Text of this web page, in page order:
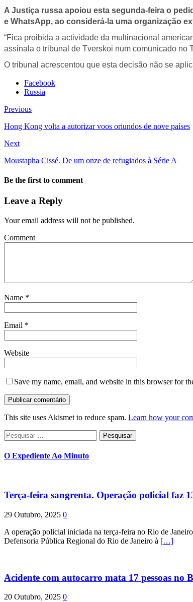
A Justiça russa apoiou esta segunda-feira o
e WhatsApp, ao considerá-la uma organização
“Fica proibida a actividade da multinacional
assinala o tribunal de Tverskoi num comunicado no
O tribunal acrescentou que esta decisão não se
Facebook
Russia
Previous
Hong Kong volta a autorizar voos oriundos de nove países
Next
Moustapha Cissé. De um onze de refugiados à Série A
Be the first to comment
Leave a Reply
Your email address will not be published.
Comment
Name *
Email *
Website
Save my name, email, and website in this browser for
This site uses Akismet to reduce spam. Learn how your
Pesquisar
por:
O Expediente Ao Minuto
Terça-feira sangrenta. Operação policial faz
29 Outubro, 2025 0
A operação policial iniciada na terça-feira no Rio de
Defensoria Pública Regional do Rio de Janeiro à […]
Acidente com autocarro mata 17 pessoas no
20 Outubro, 2025 0